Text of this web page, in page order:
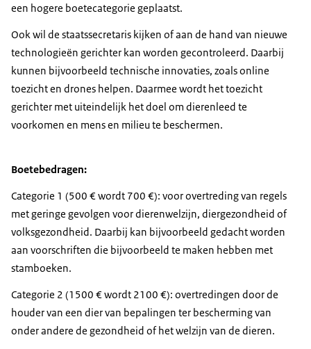
een hogere boetecategorie geplaatst.
Ook wil de staatssecretaris kijken of aan de hand van nieuwe
technologieën gerichter kan worden gecontroleerd. Daarbij
kunnen bijvoorbeeld technische innovaties, zoals online
toezicht en drones helpen. Daarmee wordt het toezicht
gerichter met uiteindelijk het doel om dierenleed te
voorkomen en mens en milieu te beschermen.
Boetebedragen:
Categorie 1 (500 € wordt 700 €): voor overtreding van regels
met geringe gevolgen voor dierenwelzijn, diergezondheid of
volksgezondheid. Daarbij kan bijvoorbeeld gedacht worden
aan voorschriften die bijvoorbeeld te maken hebben met
stamboeken.
Categorie 2 (1500 € wordt 2100 €): overtredingen door de
houder van een dier van bepalingen ter bescherming van
onder andere de gezondheid of het welzijn van de dieren.